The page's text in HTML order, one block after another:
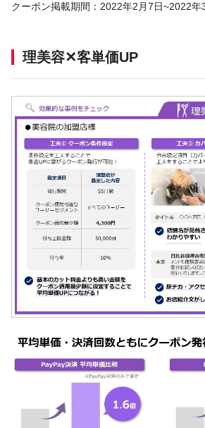
クーポン掲載期間：2022年2月7日~2022年
理美容✕客単価UP